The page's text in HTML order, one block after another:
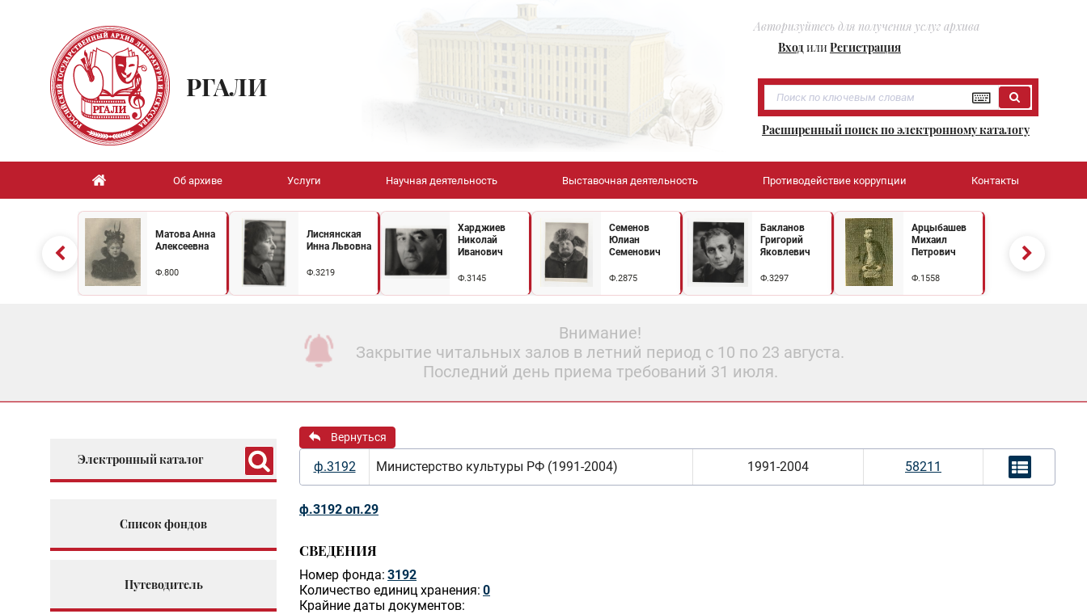
Авторизуйтесь для получения услуг архива
ВходилиРегистрация
РГАЛИ
Расширенный поиск по электронному каталогу
Об архиве Услуги Научная деятельность Выставочная деятельность Противодействие коррупции Контакты
Матова Анна
Алексеевна
Ф.800
Лиснянская
Инна Львовна
Ф.3219
Харджиев
Николай
Иванович
Ф.3145
Семенов
Юлиан
Семенович
Ф.2875
Бакланов
Григорий
Яковлевич
Ф.3297
Арцыбашев
Михаил
Петрович
Ф.1558
Внимание!
Закрытие читальных залов в летний период с 10 по 23 августа.
Последний день приема требований 31 июля.
Электронный каталог
Список фондов
Путеводитель
Вернуться
ф.3192 Министерство культуры РФ (1991-2004) 1991-2004 58211
ф.3192 оп.29
СВЕДЕНИЯ
Номер фонда: 3192
Количество единиц хранения: 0
Крайние даты документов: